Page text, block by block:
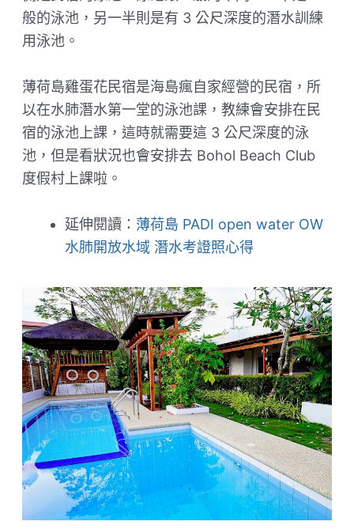
般的泳池，另一半則是有 3 公尺深度的潛水訓練
用泳池。
薄荷島雞蛋花民宿是海島瘋自家經營的民宿，所
以在水肺潛水第一堂的泳池課，教練會安排在民
宿的泳池上課，這時就需要這 3 公尺深度的泳
池，但是看狀況也會安排去 Bohol Beach Club
度假村上課啦。
延伸閱讀： 薄荷島 PADI open water OW
水肺開放水域 潛水考證照心得